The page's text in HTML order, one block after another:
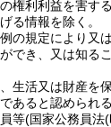
権利利益を害す
る情報を除く。
の規定により又
でき、又は知る
生活又は財産を
あると認められ
等(国家公務員法